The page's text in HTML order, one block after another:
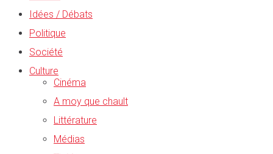
Idées / Débats
Politique
Société
Culture
Cinéma
A moy que chault
Littérature
Médias